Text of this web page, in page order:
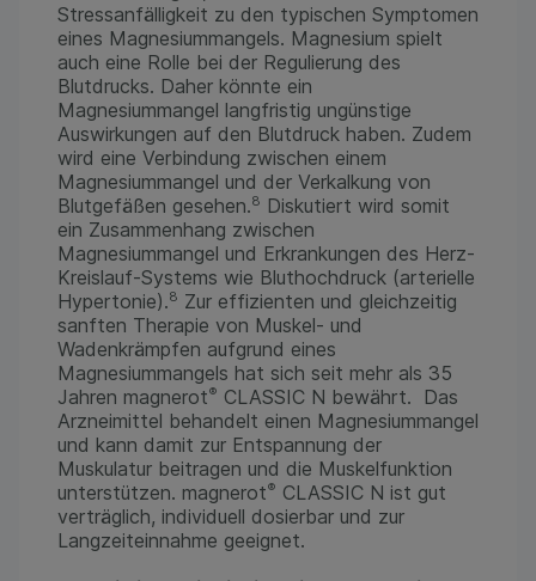
Stressanfälligkeit zu den typischen Symptomen
eines Magnesiummangels. Magnesium spielt
auch eine Rolle bei der Regulierung des
Blutdrucks. Daher könnte ein
Magnesiummangel langfristig ungünstige
Auswirkungen auf den Blutdruck haben. Zudem
wird eine Verbindung zwischen einem
Magnesiummangel und der Verkalkung von
Blutgefäßen gesehen.8 Diskutiert wird somit
ein Zusammenhang zwischen
Magnesiummangel und Erkrankungen des Herz-
Kreislauf-Systems wie Bluthochdruck (arterielle
Hypertonie).8 Zur effizienten und gleichzeitig
sanften Therapie von Muskel- und
Wadenkrämpfen aufgrund eines
Magnesiummangels hat sich seit mehr als 35
Jahren magnerot® CLASSIC N bewährt. Das
Arzneimittel behandelt einen Magnesiummangel
und kann damit zur Entspannung der
Muskulatur beitragen und die Muskelfunktion
unterstützen. magnerot® CLASSIC N ist gut
verträglich, individuell dosierbar und zur
Langzeiteinnahme geeignet.